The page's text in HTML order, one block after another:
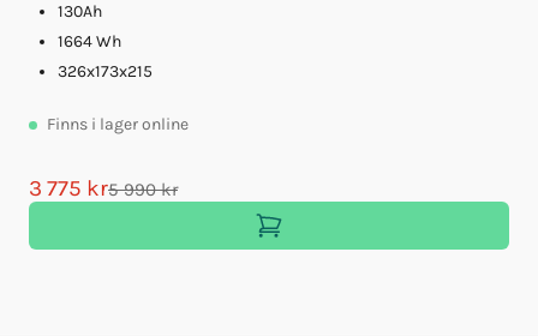
130Ah
1664 Wh
326x173x215
Finns i lager online
3 775 kr5 990 kr